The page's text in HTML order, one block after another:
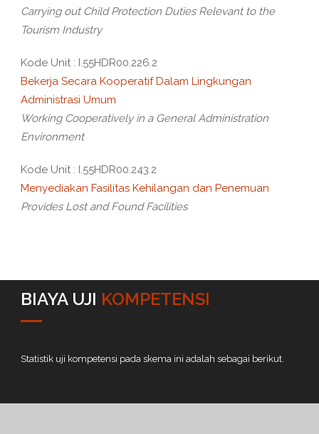
Carrying out Child Protection Duties Relevant to the
Tourism Industry
Kode Unit : I.55HDR00.226.2
Bekerja Secara Kooperatif Dalam Lingkungan
Administrasi Umum
Working Cooperatively in a General Administration
Environment
Kode Unit : I.55HDR00.243.2
Menyediakan Fasilitas Kehilangan dan Penemuan
Provides Lost and Found Facilities
BIAYA UJI KOMPETENSI
Statistik uji kompetensi pada skema ini adalah sebagai berikut.